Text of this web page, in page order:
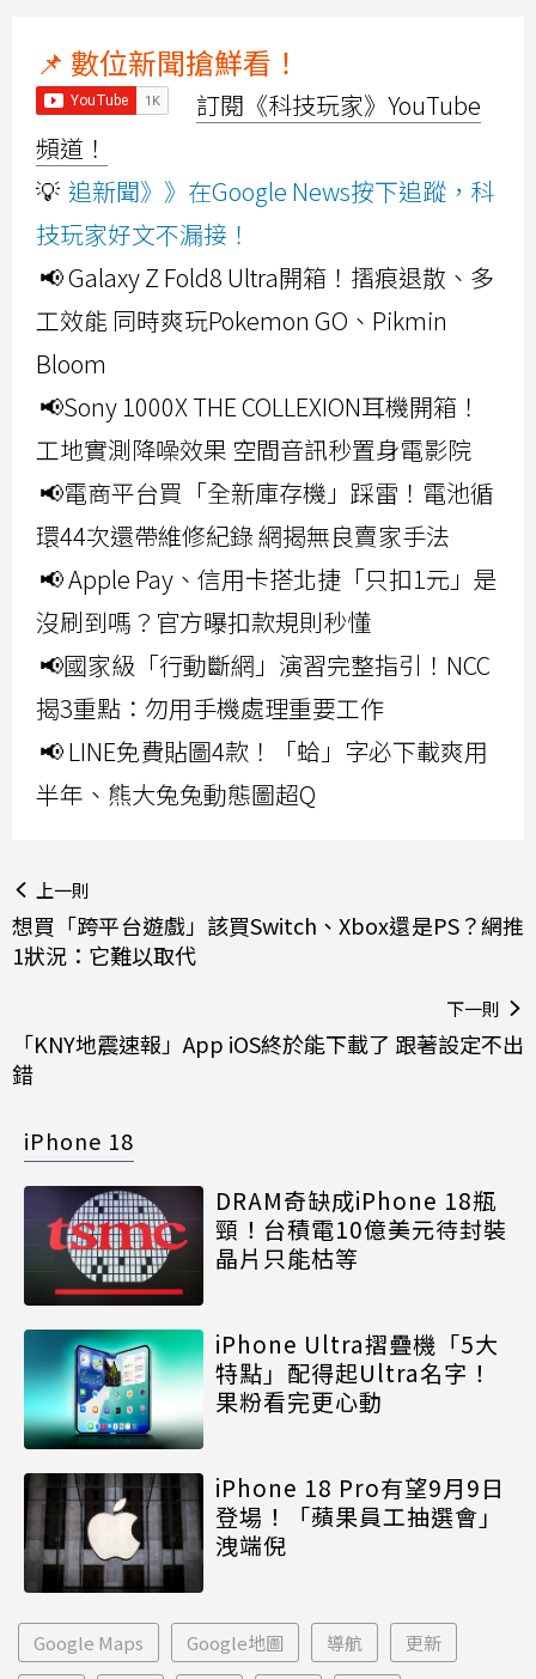
📌 數位新聞搶鮮看！
訂閱《科技玩家》YouTube
頻道！
💡 追新聞》》在Google News按下追蹤，科
技玩家好文不漏接！
📢 Galaxy Z Fold8 Ultra開箱！摺痕退散、多
工效能 同時爽玩Pokemon GO、Pikmin
Bloom
📢Sony 1000X THE COLLEXION耳機開箱！
工地實測降噪效果 空間音訊秒置身電影院
📢電商平台買「全新庫存機」踩雷！電池循
環44次還帶維修紀錄 網揭無良賣家手法
📢 Apple Pay、信用卡搭北捷「只扣1元」是
沒刷到嗎？官方曝扣款規則秒懂
📢國家級「行動斷網」演習完整指引！NCC
揭3重點：勿用手機處理重要工作
📢 LINE免費貼圖4款！「蛤」字必下載爽用
半年、熊大兔兔動態圖超Q
上一則
想買「跨平台遊戲」該買Switch、Xbox還是PS？網推
1狀況：它難以取代
下一則
「KNY地震速報」App iOS終於能下載了 跟著設定不出
錯
iPhone 18
DRAM奇缺成iPhone 18瓶
頸！台積電10億美元待封裝
晶片只能枯等
iPhone Ultra摺疊機「5大
特點」配得起Ultra名字！
果粉看完更心動
iPhone 18 Pro有望9月9日
登場！「蘋果員工抽選會」
洩端倪
Google Maps Google地圖 導航 更新